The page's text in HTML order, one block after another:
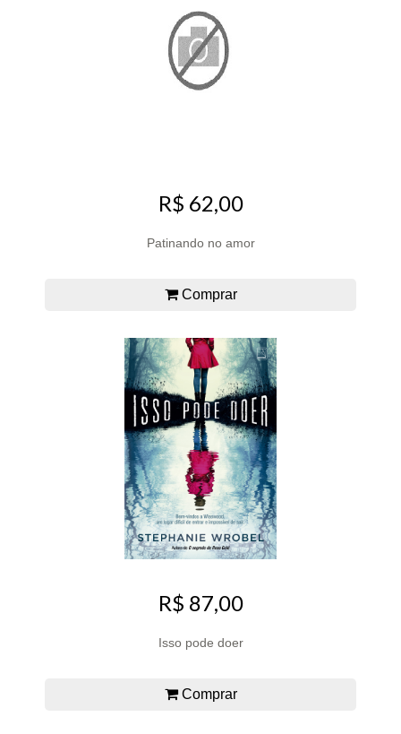
R$ 62,00
Patinando no amor
Comprar
R$ 87,00
Isso pode doer
Comprar